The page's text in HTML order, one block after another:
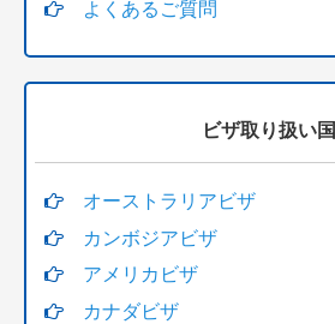
よくあるご質問
ビザ取り扱い国
オーストラリアビザ
カンボジアビザ
アメリカビザ
カナダビザ